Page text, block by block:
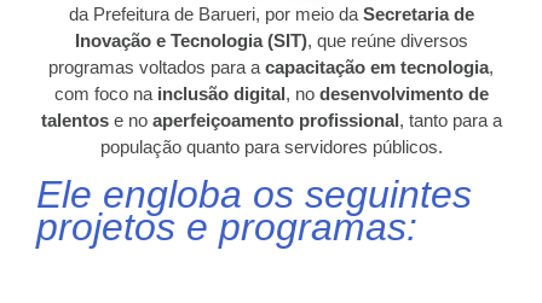
da Prefeitura de Barueri, por meio daSecretaria de
Inovação e Tecnologia (SIT), que reúne diversos
programas voltados para acapacitação em tecnologia,
com foco na inclusão digital , no desenvolvimento de
talentose no aperfeiçoamento profissional , tanto para a
população quanto para servidores públicos.
Ele engloba os seguintes
projetos e programas: